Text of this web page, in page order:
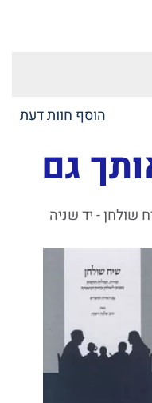
הוסף חוות דעת
גם
שולחן - יד שניה